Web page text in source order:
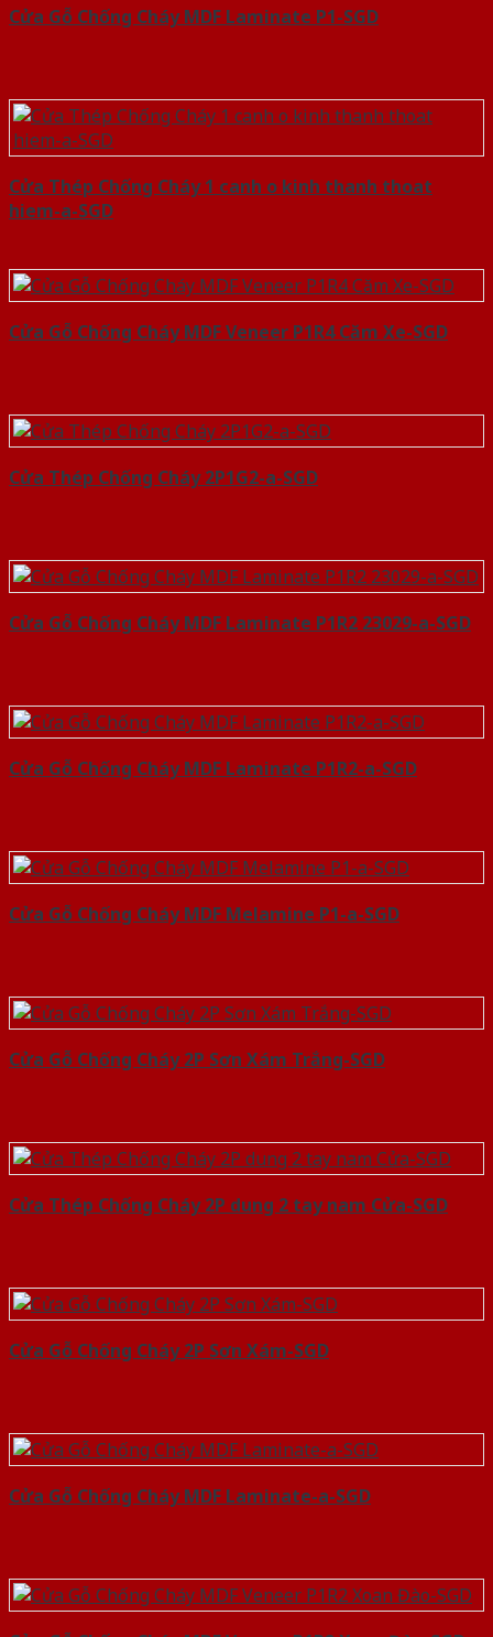
Cửa Gỗ Chống Cháy MDF Laminate P1-SGD
Cửa Thép Chống Cháy 1 canh o kinh thanh thoat
hiem-a-SGD
Cửa Gỗ Chống Cháy MDF Veneer P1R4 Căm Xe-SGD
Cửa Thép Chống Cháy 2P1G2-a-SGD
Cửa Gỗ Chống Cháy MDF Laminate P1R2 23029-a-SGD
Cửa Gỗ Chống Cháy MDF Laminate P1R2-a-SGD
Cửa Gỗ Chống Cháy MDF Melamine P1-a-SGD
Cửa Gỗ Chống Cháy 2P Sơn Xám Trắng-SGD
Cửa Thép Chống Cháy 2P dung 2 tay nam Cửa-SGD
Cửa Gỗ Chống Cháy 2P Sơn Xám-SGD
Cửa Gỗ Chống Cháy MDF Laminate-a-SGD